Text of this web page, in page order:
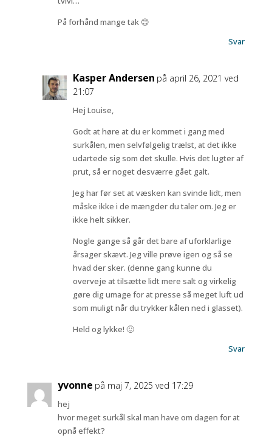
På forhånd mange tak 😊
Svar
Kasper Andersen på april 26, 2021 ved
21:07
Hej Louise,
Godt at høre at du er kommet i gang med
surkålen, men selvfølgelig trælst, at det ikke
udartede sig som det skulle. Hvis det lugter af
prut, så er noget desværre gået galt.
Jeg har før set at væsken kan svinde lidt, men
måske ikke i de mængder du taler om. Jeg er
ikke helt sikker.
Nogle gange så går det bare af uforklarlige
årsager skævt. Jeg ville prøve igen og så se
hvad der sker. (denne gang kunne du
overveje at tilsætte lidt mere salt og virkelig
gøre dig umage for at presse så meget luft ud
som muligt når du trykker kålen ned i glasset).
Held og lykke! 🙂
Svar
yvonne på maj 7, 2025 ved 17:29
hej
hvor meget surkål skal man have om dagen for at
opnå effekt?